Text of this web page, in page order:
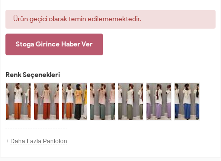
Ürün geçici olarak temin edilememektedir.
Stoga Girince Haber Ver
Renk Seçenekleri
+ Daha Fazla Pantolon